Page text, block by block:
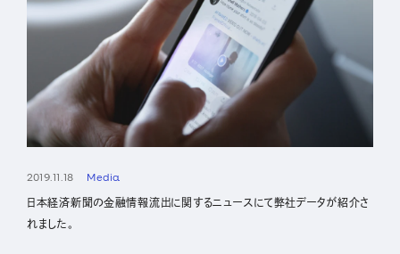
2019.11.18 Media
日本経済新聞の金融情報流出に関するニュースにて弊社データが紹介さ
れました。